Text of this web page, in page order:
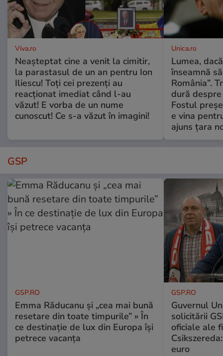
Viva.ro
Neașteptat cine a venit la cimitir,
la parastasul de un an pentru Ion
Iliescu! Toți cei prezenți au
reacționat imediat când l-au
văzut! E vorba de un nume
cunoscut! Ce s-a văzut în imagini!
Unica.ro
Lumea,
înseamnă
România”.
dură
Fostul
e vina
ajuns țara
GSP
GSP.RO
Emma Răducanu și „cea mai bună
resetare din toate timpurile” » În
ce destinație de lux din Europa își
petrece vacanța
GSP.RO
Guvernul
solicitării
oficiale ale
euro